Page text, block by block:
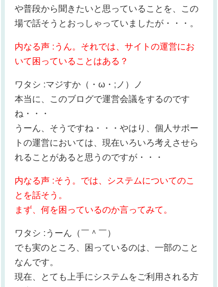
や普段から聞きたいと思っていることを、この
場で話そうとおっしゃっていましたが・・・。
内なる声 :うん。それでは、サイトの運営にお
いて困っていることはある？
ワタシ :マジすか（・ω・;ノ）ノ
本当に、このブログで運営会議をするのです
ね・・・
うーん、そうですね・・・やはり、個人サポー
トの運営においては、現在いろいろ考えさせら
れることがあると思うのですが・・・
内なる声 :そう。では、システムについてのこ
とを話そう。
まず、何を困っているのか言ってみて。
ワタシ :うーん（￣＾￣）
でも実のところ、困っているのは、一部のこと
なんです。
現在、とても上手にシステムをご利用される方